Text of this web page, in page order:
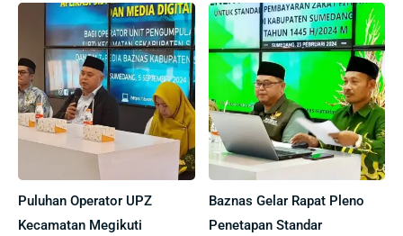
Puluhan Operator UPZ
Kecamatan Megikuti
Baznas Gelar Rapat Pleno
Penetapan Standar